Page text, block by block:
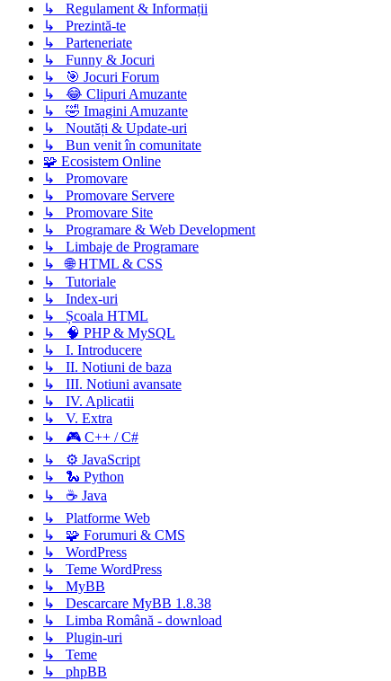
↳ Regulament & Informații
↳ Prezintă-te
↳ Parteneriate
↳ Funny & Jocuri
↳ 🎯 Jocuri Forum
↳ 😂 Clipuri Amuzante
↳ 🤣 Imagini Amuzante
↳ Noutăți & Update-uri
↳ Bun venit în comunitate
🧩 Ecosistem Online
↳ Promovare
↳ Promovare Servere
↳ Promovare Site
↳ Programare & Web Development
↳ Limbaje de Programare
↳ 🌐 HTML & CSS
↳ Tutoriale
↳ Index-uri
↳ Școala HTML
↳ 🧠 PHP & MySQL
↳ I. Introducere
↳ II. Notiuni de baza
↳ III. Notiuni avansate
↳ IV. Aplicatii
↳ V. Extra
↳ 🎮 C++ / C#
↳ ⚙️ JavaScript
↳ 🐍 Python
↳ ☕ Java
↳ Platforme Web
↳ 🧩 Forumuri & CMS
↳ WordPress
↳ Teme WordPress
↳ MyBB
↳ Descarcare MyBB 1.8.38
↳ Limba Română - download
↳ Plugin-uri
↳ Teme
↳ phpBB